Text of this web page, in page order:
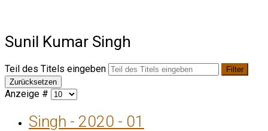
Sunil Kumar Singh
Teil des Titels eingeben
Filter
Zurücksetzen
Anzeige #
Singh - 2020 - 01